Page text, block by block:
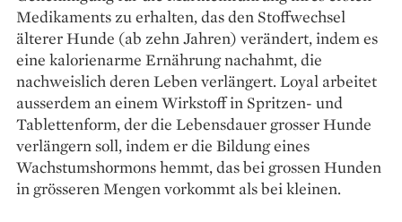
Medikaments zu erhalten, das den Stoffwechsel
älterer Hunde (ab zehn Jahren) verändert, indem es
eine kalorienarme Er­nährung nachahmt, die
nachweislich deren Leben verlängert. Loyal arbeitet
ausserdem an einem Wirkstoff in Spritzen- und
Tablettenform, der die Lebensdauer grosser Hunde
verlängern soll, indem er die Bildung eines
Wachstumshormons hemmt, das bei grossen Hunden
in grösseren Mengen vorkommt als bei kleinen.